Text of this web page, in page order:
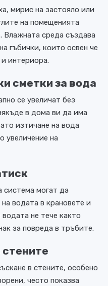
мирис на застояло или
на помещенията
Влажната среда създава
гъбички, които освен че
интериора.
сметки за вода
се увеличат без
в дома ви да има
изтичане на вода
увеличение на
система могат да
водата в крановете и
не тече както
за повреда в тръбите.
в стените, особено
често показва